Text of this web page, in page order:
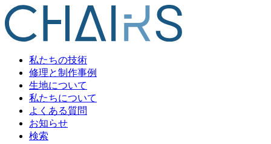
私たちの技術
修理と制作事例
生地について
私たちについて
よくある質問
お知らせ
検索